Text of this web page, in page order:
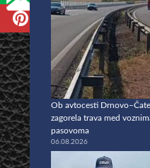
Ob avtocesti
zagorela trava med
pasovoma
06.08.2026